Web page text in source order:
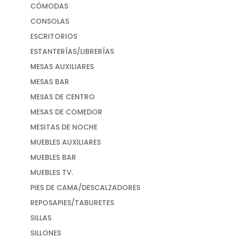
CÓMODAS
CONSOLAS
ESCRITORIOS
ESTANTERÍAS/LIBRERÍAS
MESAS AUXILIARES
MESAS BAR
MESAS DE CENTRO
MESAS DE COMEDOR
MESITAS DE NOCHE
MUEBLES AUXILIARES
MUEBLES BAR
MUEBLES TV.
PIES DE CAMA/DESCALZADORES
REPOSAPIES/TABURETES
SILLAS
SILLONES